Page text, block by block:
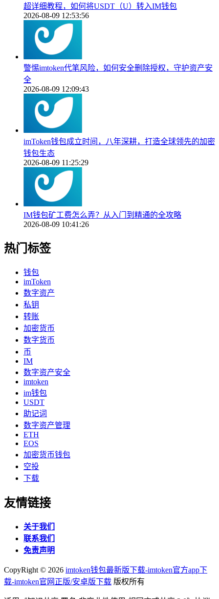
超详细教程，如何将USDT（U）转入IM钱包
2026-08-09 12:53:56
警惕imtoken代笔风险，如何安全删除授权，守护资产安
全
2026-08-09 12:09:43
imToken钱包成立时间，八年深耕，打造全球领先的加密
钱包生态
2026-08-09 11:25:29
IM钱包矿工费怎么弄？从入门到精通的全攻略
2026-08-09 10:41:26
热门标签
钱包
imToken
数字资产
私钥
转账
加密货币
数字货币
币
IM
数字资产安全
imtoken
im钱包
USDT
助记词
数字资产管理
ETH
EOS
加密货币钱包
空投
下载
友情链接
关于我们
联系我们
免责声明
CopyRight © 2026 imtoken钱包最新版下载-imtoken官方app下
载-imtoken官网正版/安卓版下载 版权所有